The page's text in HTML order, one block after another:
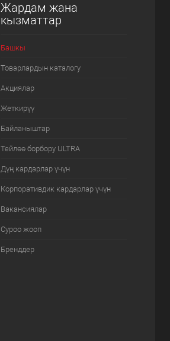
Жардам жана
кызматтар
Башкы
Товарлардын каталогу
Акциялар
Жеткирүү
Байланыштар
Тейлөө борбору ULTRA
Дүң кардарлар үчүн
Корпоративдик кардарлар үчүн
Вакансиялар
Суроо жооп
Бренддер